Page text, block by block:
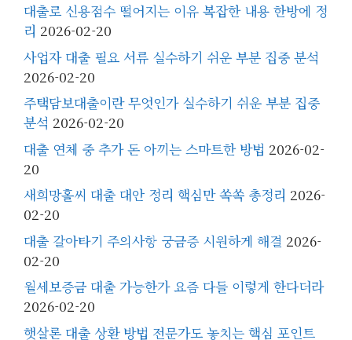
대출로 신용점수 떨어지는 이유 복잡한 내용 한방에 정
리 2026-02-20
사업자 대출 필요 서류 실수하기 쉬운 부분 집중 분석
2026-02-20
주택담보대출이란 무엇인가 실수하기 쉬운 부분 집중
분석 2026-02-20
대출 연체 중 추가 돈 아끼는 스마트한 방법 2026-02-
20
새희망홀씨 대출 대안 정리 핵심만 쏙쏙 총정리 2026-
02-20
대출 갈아타기 주의사항 궁금증 시원하게 해결 2026-
02-20
월세보증금 대출 가능한가 요즘 다들 이렇게 한다더라
2026-02-20
햇살론 대출 상환 방법 전문가도 놓치는 핵심 포인트